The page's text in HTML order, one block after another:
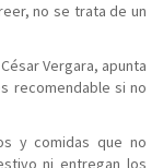
no se trata de un
Vergara, apunta
recomendable si no
y comidas que no
ni entregan los